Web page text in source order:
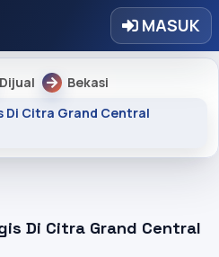
MASUK
Dijual
Bekasi
Di Citra Grand Central
Di Citra Grand Central